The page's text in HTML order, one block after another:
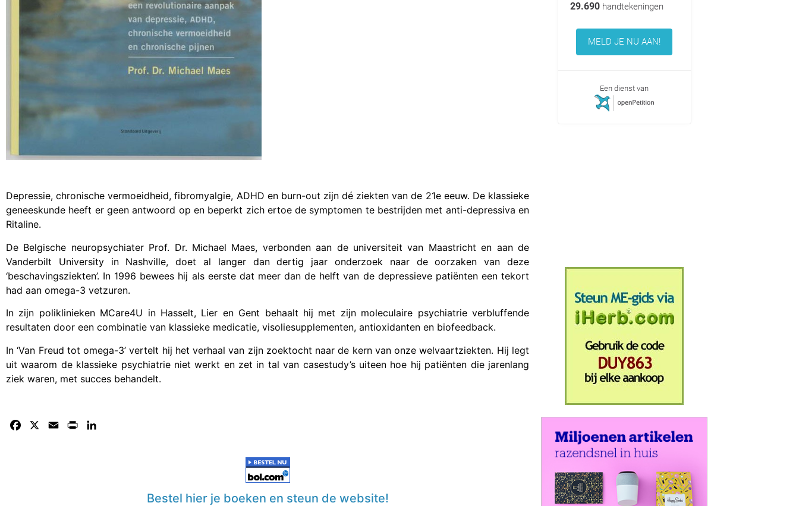
Depressie, chronische vermoeidheid, fibromyalgie, ADHD en burn-out zijn dé ziekten van de 21e eeuw. De klassieke
geneeskunde heeft er geen antwoord op en beperkt zich ertoe de symptomen te bestrijden met anti-depressiva en
Ritaline.
De Belgische neuropsychiater Prof. Dr. Michael Maes, verbonden aan de universiteit van Maastricht en aan de
Vanderbilt University in Nashville, doet al langer dan dertig jaar onderzoek naar de oorzaken van deze
‘beschavingsziekten’. In 1996 bewees hij als eerste dat meer dan de helft van de depressieve patiënten een tekort
had aan omega-3 vetzuren.
In zijn poliklinieken MCare4U in Hasselt, Lier en Gent behaalt hij met zijn moleculaire psychiatrie verbluffende
resultaten door een combinatie van klassieke medicatie, visoliesupplementen, antioxidanten en biofeedback.
In ‘Van Freud tot omega-3’ vertelt hij het verhaal van zijn zoektocht naar de kern van onze welvaartziekten. Hij legt
uit waarom de klassieke psychiatrie niet werkt en zet in tal van casestudy’s uiteen hoe hij patiënten die jarenlang
ziek waren, met succes behandelt.
Facebook Email Print
Bestel hier je boeken en steun de website!
29.690handtekeningen
MELD JE NU AAN!
Een dienst van